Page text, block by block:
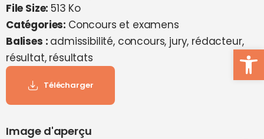
Ouvrir
File Size: 513 Ko
Catégories: Concours et examens
Balises : admissibilité, concours, jury, rédacteur,
résultat, résultats
Télécharger
Image d'aperçu